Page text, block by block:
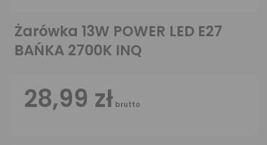
Żarówka 13W POWER LED E27
BAŃKA 2700K INQ
28,99 zł brutto